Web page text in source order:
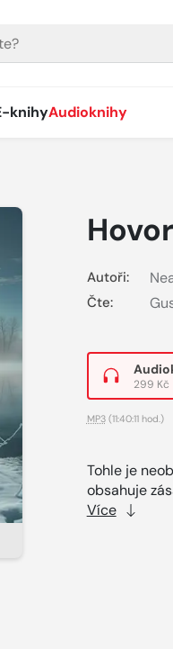
knihyAudioknihy
Autoři:
Čte:
299 Kč
MP3(11:40:11 hod.)
Tohle je
obsahuje
Více